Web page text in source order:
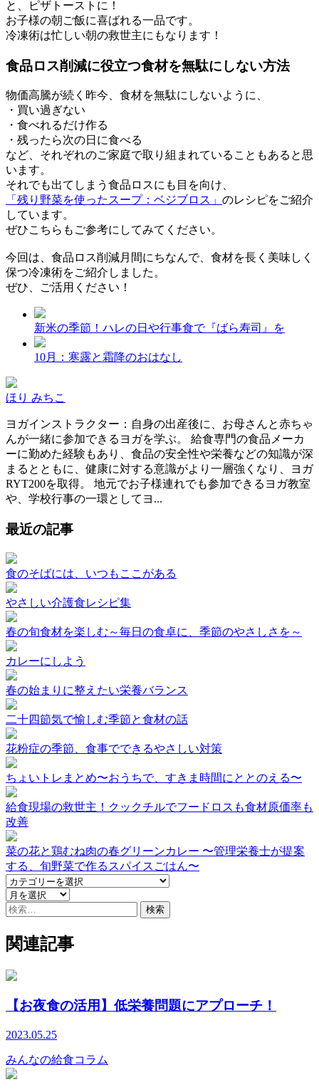
と、ピザトーストに！
お子様の朝ご飯に喜ばれる一品です。
冷凍術は忙しい朝の救世主にもなります！
食品ロス削減に役立つ食材を無駄にしない方法
物価高騰が続く昨今、食材を無駄にしないように、
・買い過ぎない
・食べれるだけ作る
・残ったら次の日に食べる
など、それぞれのご家庭で取り組まれていることもあると思
います。
それでも出てしまう食品ロスにも目を向け、
「残り野菜を使ったスープ：ベジブロス」 のレシピをご紹介
しています。
ぜひこちらもご参考にしてみてください。
今回は、食品ロス削減月間にちなんで、食材を長く美味しく
保つ冷凍術をご紹介しました。
ぜひ、ご活用ください！
新米の季節！ハレの日や行事食で『ばら寿司』を
10月：寒露と霜降のおはなし
ほり みちこ
ヨガインストラクター：自身の出産後に、お母さんと赤ちゃ
んが一緒に参加できるヨガを学ぶ。 給食専門の食品メーカ
ーに勤めた経験もあり、食品の安全性や栄養などの知識が深
まるとともに、健康に対する意識がより一層強くなり、ヨガ
RYT200を取得。 地元でお子様連れでも参加できるヨガ教室
や、学校行事の一環としてヨ...
最近の記事
食のそばには、いつもここがある
やさしい介護食レシピ集
春の旬食材を楽しむ～毎日の食卓に、季節のやさしさを～
カレーにしよう
春の始まりに整えたい栄養バランス
二十四節気で愉しむ季節と食材の話
花粉症の季節、食事でできるやさしい対策
ちょいトレまとめ〜おうちで、すきま時間にととのえる〜
給食現場の救世主！クックチルでフードロスも食材原価率も
改善
菜の花と鶏むね肉の春グリーンカレー 〜管理栄養士が提案
する、旬野菜で作るスパイスごはん〜
検
関連記事
【お夜食の活用】低栄養問題にアプローチ！
2023.05.25
みんなの給食コラム